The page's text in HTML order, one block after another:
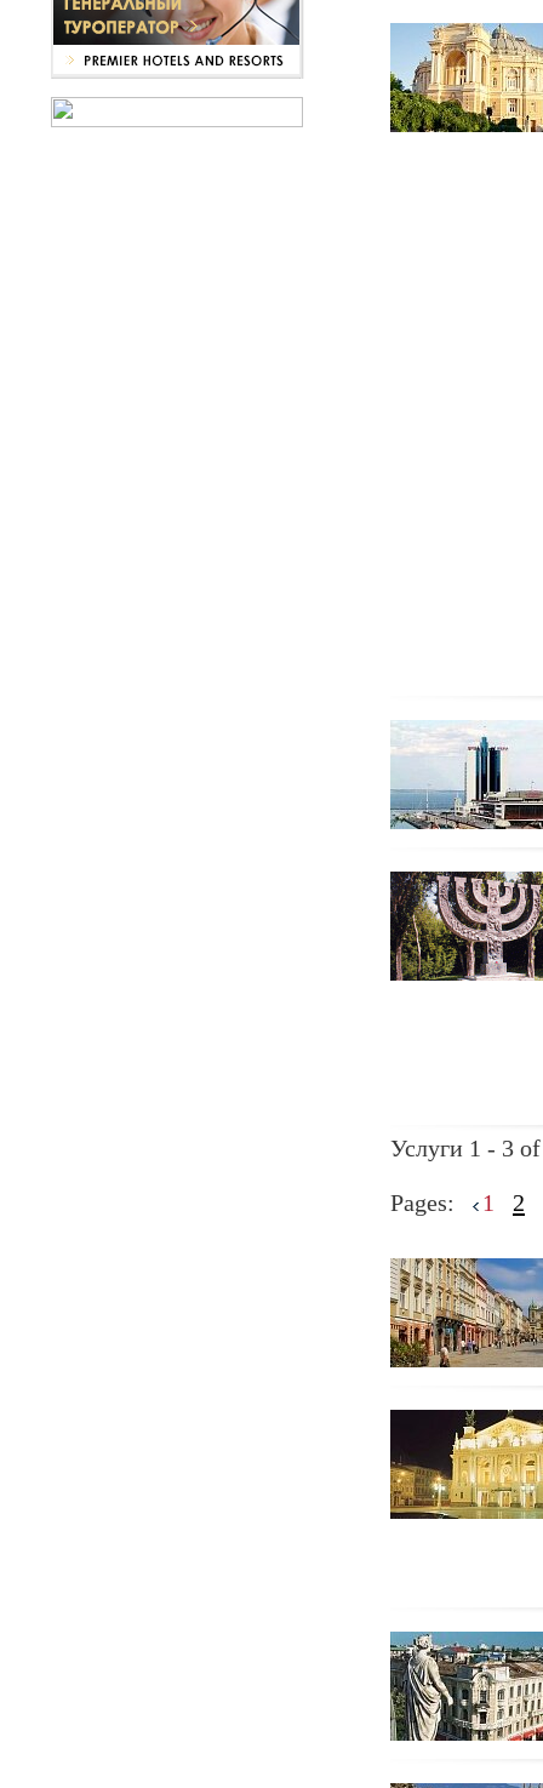
Услуги 1 - 3
Pages: 1 2